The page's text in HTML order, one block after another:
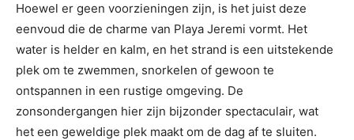
Hoewel er geen voorzieningen zijn, is het juist deze
eenvoud die de charme van Playa Jeremi vormt. Het
water is helder en kalm, en het strand is een uitstekende
plek om te zwemmen, snorkelen of gewoon te
ontspannen in een rustige omgeving. De
zonsondergangen hier zijn bijzonder spectaculair, wat
het een geweldige plek maakt om de dag af te sluiten.